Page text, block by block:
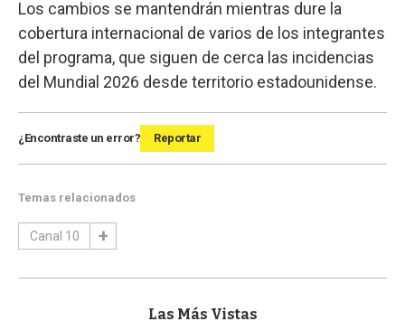
Los cambios se mantendrán mientras dure la
cobertura internacional de varios de los integrantes
del programa, que siguen de cerca las incidencias
del Mundial 2026 desde territorio estadounidense.
¿Encontraste un error? Reportar
Temas relacionados
Canal 10
Las Más Vistas